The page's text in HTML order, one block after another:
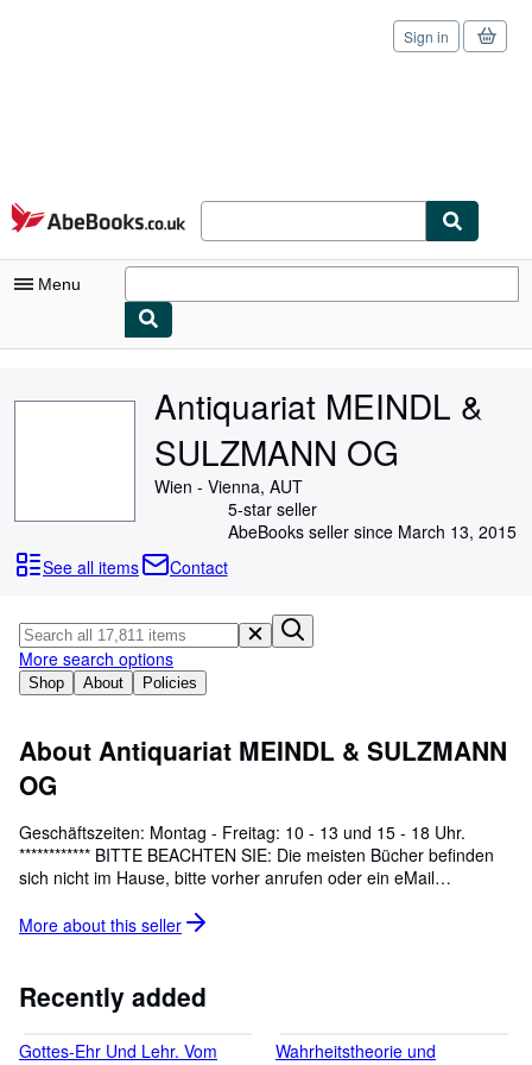
Skip to main content
AbeBooks.co.uk
Sign in
Menu
Rare Books
Art & Collectables
Textbooks
Sellers
Start Selling
Help
CLOSE
Antiquariat MEINDL &
SULZMANN OG
Wien - Vienna, AUT
5-star seller
AbeBooks seller since March 13, 2015
See all items
Contact
Shop About Policies
More search options
About Antiquariat MEINDL & SULZMANN
OG
Geschäftszeiten: Montag - Freitag: 10 - 13 und 15 - 18 Uhr.
************ BITTE BEACHTEN SIE: Die meisten Bücher befinden
sich nicht im Hause, bitte vorher anrufen oder ein eMail
Sammlungen veräussern möchten, beraten wir Sie gerne und
Literatur in Erstausgaben, interessanten Widmungsexemplaren,
illustrierten Büchern, bibliophilen Ausgaben,
Ansichten sowie an Nachlässen bedeutender Persönlichkeiten.***
More about this seller
Recently added
Gottes-Ehr Und Lehr. Vom
Wahrheitstheorie und